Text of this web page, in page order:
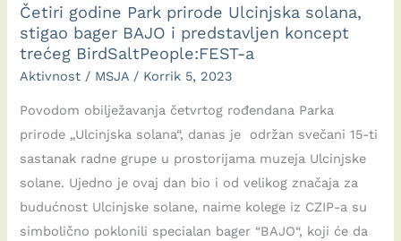
Četiri godine Park prirode Ulcinjska solana,
stigao bager BAJO i predstavljen koncept
trećeg BirdSaltPeople:FEST-a
Aktivnost / MSJA / Korrik 5, 2023
Povodom obilježavanja četvrtog rođendana Parka
prirode „Ulcinjska solana“, danas je održan svečani 15-ti
sastanak radne grupe u prostorijama muzeja Ulcinjske
solane. Ujedno je ovaj dan bio i od velikog značaja za
budućnost Ulcinjske solane, naime kolege iz CZIP-a su
simbolično poklonili specialan bager “BAJO“, koji će da